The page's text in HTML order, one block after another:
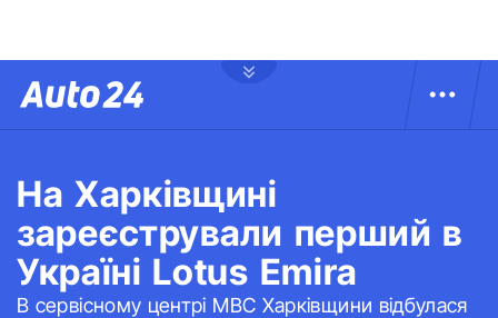
На Харківщині
зареєстрували перший в
Україні Lotus Emira
В сервісному центрі МВС Харківщини відбулася